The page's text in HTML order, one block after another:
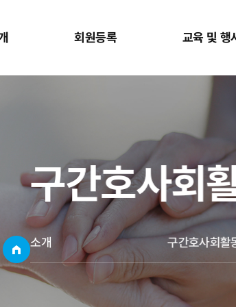
회원등록 교육 및 행
구간호사회
소개 구간호사회활